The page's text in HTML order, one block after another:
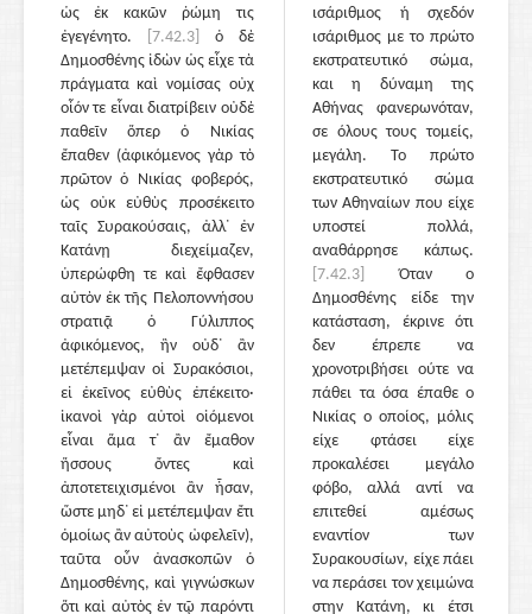
ὡς ἐκ κακῶν ῥώμη τις
ἐγεγένητο.
[7.42.3]
ὁ δὲ
Δημοσθένης ἰδὼν ὡς εἶχε τὰ
πράγματα καὶ νομίσας οὐχ
οἷόν τε εἶναι διατρίβειν οὐδὲ
παθεῖν ὅπερ ὁ Νικίας
ἔπαθεν (ἀφικόμενος γὰρ τὸ
πρῶτον ὁ Νικίας φοβερός,
ὡς οὐκ εὐθὺς προσέκειτο
ταῖς Συρακούσαις, ἀλλ᾽ ἐν
Κατάνῃ διεχείμαζεν,
ὑπερώφθη τε καὶ ἔφθασεν
αὐτὸν ἐκ τῆς Πελοποννήσου
στρατιᾷ ὁ Γύλιππος
ἀφικόμενος, ἣν οὐδ᾽ ἂν
μετέπεμψαν οἱ Συρακόσιοι,
εἰ ἐκεῖνος εὐθὺς ἐπέκειτο·
ἱκανοὶ γὰρ αὐτοὶ οἰόμενοι
εἶναι ἅμα τ᾽ ἂν ἔμαθον
ἥσσους ὄντες καὶ
ἀποτετειχισμένοι ἂν ἦσαν,
ὥστε μηδ᾽ εἰ μετέπεμψαν ἔτι
ὁμοίως ἂν αὐτοὺς ὠφελεῖν),
ταῦτα οὖν ἀνασκοπῶν ὁ
Δημοσθένης, καὶ γιγνώσκων
ὅτι καὶ αὐτὸς ἐν τῷ παρόντι
ισάριθμος ή σχεδόν
ισάριθμος με το πρώτο
εκστρατευτικό σώμα,
και η δύναμη της
Αθήνας φανερωνόταν,
σε όλους τους τομείς,
μεγάλη. Το πρώτο
εκστρατευτικό σώμα
των Αθηναίων που είχε
υποστεί πολλά,
αναθάρρησε κάπως.
[7.42.3]Όταν ο
Δημοσθένης είδε την
κατάσταση, έκρινε ότι
δεν έπρεπε να
χρονοτριβήσει ούτε να
πάθει τα όσα έπαθε ο
Νικίας ο οποίος, μόλις
είχε φτάσει είχε
προκαλέσει μεγάλο
φόβο, αλλά αντί να
επιτεθεί αμέσως
εναντίον των
Συρακουσίων, είχε πάει
να περάσει τον χειμώνα
στην Κατάνη, κι έτσι